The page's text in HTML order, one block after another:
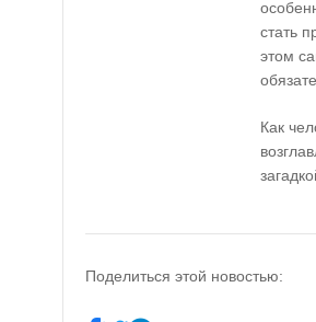
стать
этом
Как
Поделиться этой новостью: